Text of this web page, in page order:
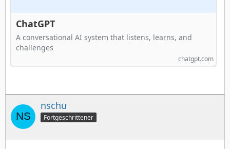
ChatGPT
A conversational AI system that listens, learns, and
challenges
chatgpt.com
nschu
Fortgeschrittener